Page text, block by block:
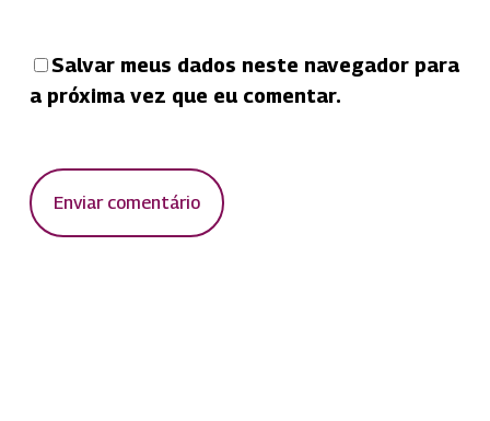
Salvar meus dados neste navegador para
a próxima vez que eu comentar.